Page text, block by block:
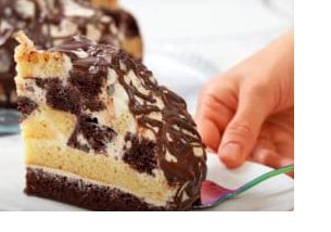
m n
g
er